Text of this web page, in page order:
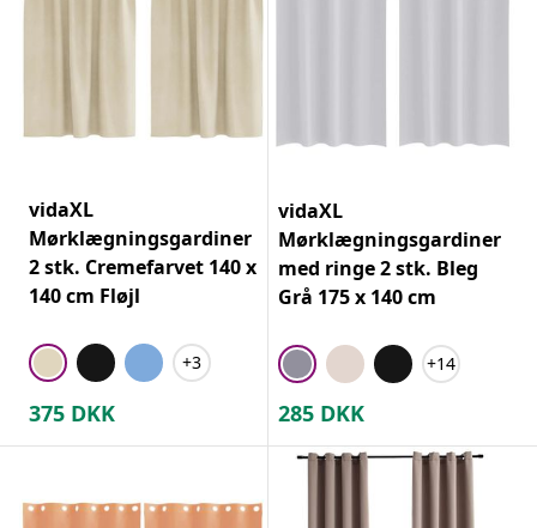
vidaXL
Mørklægningsgardiner
2 stk. Cremefarvet 140 x
140 cm Fløjl
+3
375 DKK
vidaXL
Mørklægningsgardiner
med ringe 2 stk. Bleg
Grå 175 x 140 cm
+14
285 DKK